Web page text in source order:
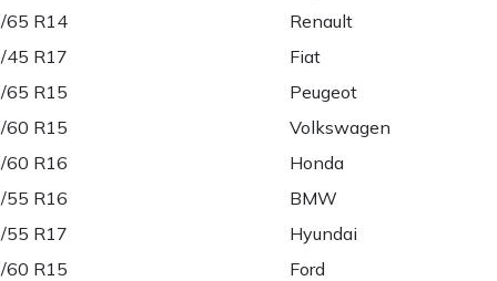
65 R14
45 R17
65 R15
60 R15
60 R16
55 R16
55 R17
60 R15
Renault
Fiat
Peugeot
Volkswagen
Honda
BMW
Hyundai
Ford